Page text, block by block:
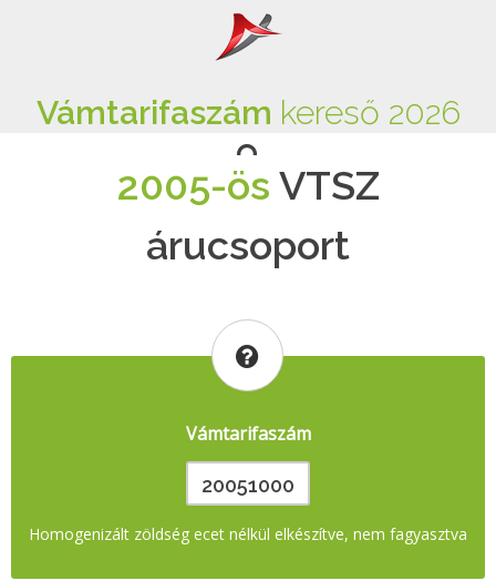
Vámtarifaszám kereső 2026
2005-ös VTSZ
árucsoport
Vámtarifaszám
20051000
Homogenizált zöldség ecet nélkül elkészítve, nem fagyasztva